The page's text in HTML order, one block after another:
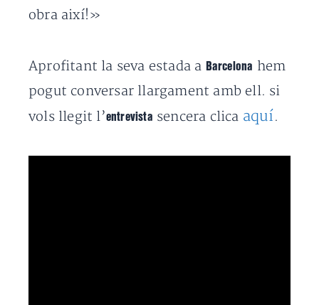
obra així!»
Aprofitant la seva estada a Barcelona hem
pogut conversar llargament amb ell. si
vols llegit l’entrevista sencera clica aquí.